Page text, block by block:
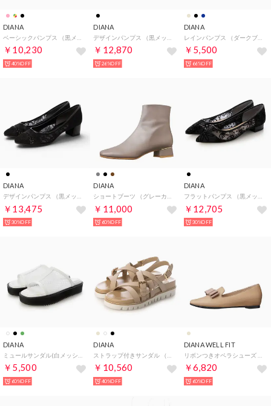
DIANA
￥10,230
40%OFF
DIANA
￥12,870
26%OFF
DIANA
レインパンプス （ダークブルー合皮エナメル）
￥5,500
66%OFF
DIANA
￥13,475
30%OFF
DIANA
￥11,000
60%OFF
DIANA
￥12,705
30%OFF
DIANA
￥5,500
60%OFF
DIANA
￥10,560
40%OFF
DIANA WELL FIT
￥6,820
60%OFF